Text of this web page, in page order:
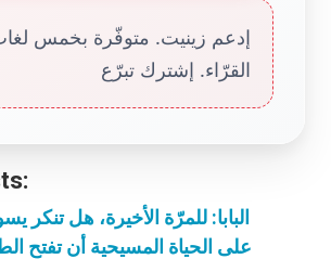
إدعم زينيت. متوفّرة بخمس
القرّاء. إشترك تبرّع
البابا: للمرّة الأخيرة، هل تنكر
على الحياة المسيحية أن تفتح